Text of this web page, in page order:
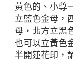
黃色的、小尊
立藍色金母，
母，北方立黑
也可以立黃色
半開蓮花印，